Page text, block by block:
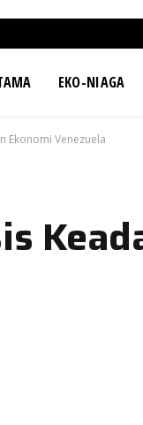
EKO-NIAGA
Ekonomi Venezuela